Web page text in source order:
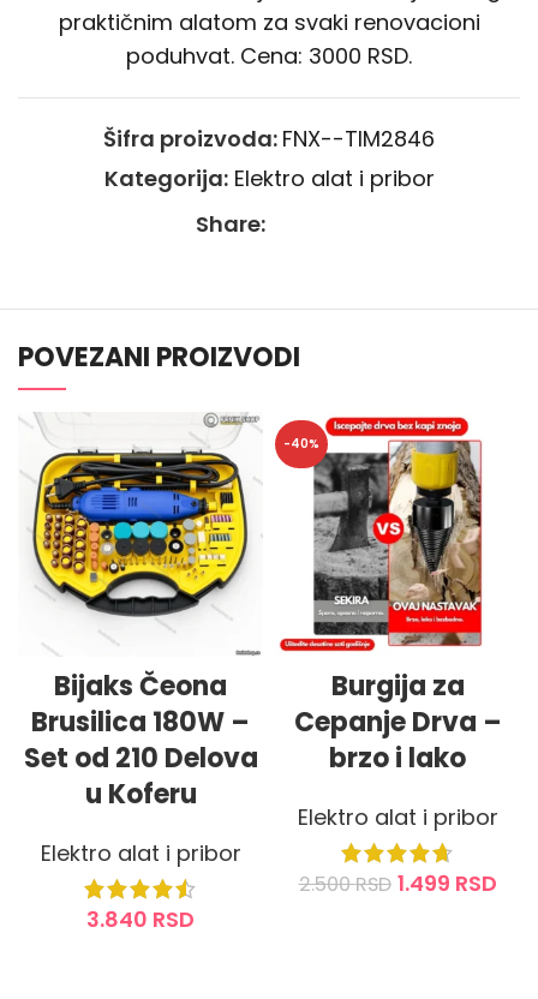
praktičnim alatom za svaki renovacioni
poduhvat. Cena: 3000 RSD.
Šifra proizvoda: FNX--TIM2846
Kategorija: Elektro alat i pribor
Share:
POVEZANI PROIZVODI
Bijaks Čeona
Brusilica 180W –
Set od 210 Delova
u Koferu
Elektro alat i pribor
3.840 RSD
-40%
Burgija za
Cepanje Drva –
brzo i lako
Elektro alat i pribor
2.500RSD 1.499 RSD